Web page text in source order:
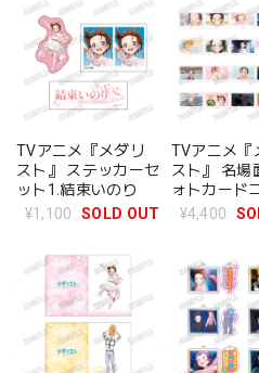
TVアニメ『メダリ
スト』 ステッカーセ
ット1.結束いのり
¥1,100
SOLD OUT
TVアニメ『
スト』 名場
ォトカード
ョン BOX
¥4,400